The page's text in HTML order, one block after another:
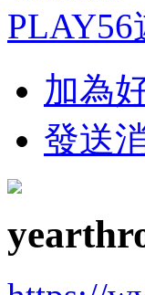
加為
發送